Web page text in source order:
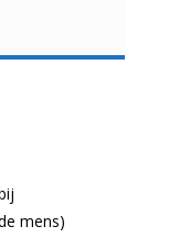
mens)